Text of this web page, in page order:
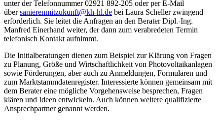
unter der Telefonnummer 02921 892-205 oder per E-Mail
übersanierenmitzukunft@kh-hl.de bei Laura Scheller zwingend
erforderlich. Sie leitet die Anfragen an den Berater Dipl.-Ing.
Manfred Einerhand weiter, der dann zum verabredeten Termin
telefonisch Kontakt aufnimmt.
Die Initialberatungen dienen zum Beispiel zur Klärung von Fragen
zu Planung, Größe und Wirtschaftlichkeit von Photovoltaikanlagen
sowie Förderungen, aber auch zu Anmeldungen, Formularen und
zum Marktstammdatenregister. Interessierte können gemeinsam mit
dem Berater eine mögliche Vorgehensweise besprechen, Fragen
klären und Ideen entwickeln. Auch können weitere qualifizierte
Ansprechpartner genannt werden.